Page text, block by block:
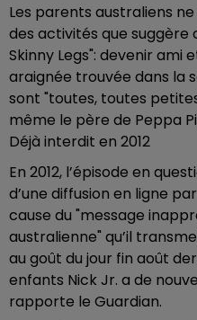
Les parents australiens
des activités que suggère
Skinny Legs": devenir ami
araignée trouvée dans la
sont "toutes, toutes
même le père de Peppa
Déjà interdit en 2012
En 2012, l’épisode en
d’une diffusion en ligne
cause du "message
australienne" qu’il
au goût du jour fin août
enfants Nick Jr. a de
rapporte le Guardian.